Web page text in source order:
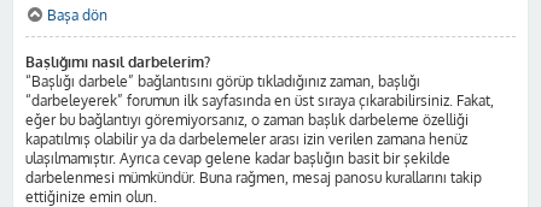
Başa dön
Başlığımı nasıl darbelerim?
“Başlığı darbele” bağlantısını görüp tıkladığınız zaman, başlığı
“darbeleyerek” forumun ilk sayfasında en üst sıraya çıkarabilirsiniz. Fakat,
eğer bu bağlantıyı göremiyorsanız, o zaman başlık darbeleme özelliği
kapatılmış olabilir ya da darbelemeler arası izin verilen zamana henüz
ulaşılmamıştır. Ayrıca cevap gelene kadar başlığın basit bir şekilde
darbelenmesi mümkündür. Buna rağmen, mesaj panosu kurallarını takip
ettiğinize emin olun.